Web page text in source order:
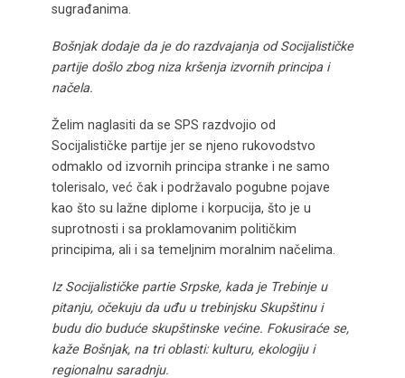
sugrađanima.
Bošnjak dodaje da je do razdvajanja od Socijalističke
partije došlo zbog niza kršenja izvornih principa i
načela.
Želim naglasiti da se SPS razdvojio od
Socijalističke partije jer se njeno rukovodstvo
odmaklo od izvornih principa stranke i ne samo
tolerisalo, već čak i podržavalo pogubne pojave
kao što su lažne diplome i korpucija, što je u
suprotnosti i sa proklamovanim političkim
principima, ali i sa temeljnim moralnim načelima.
Iz Socijalističke partie Srpske, kada je Trebinje u
pitanju, očekuju da uđu u trebinjsku Skupštinu i
budu dio buduće skupštinske većine. Fokusiraće se,
kaže Bošnjak, na tri oblasti: kulturu, ekologiju i
regionalnu saradnju.